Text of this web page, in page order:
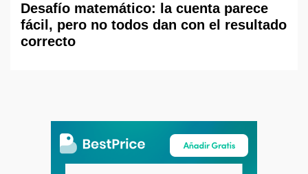
Desafío matemático: la cuenta parece
fácil, pero no todos dan con el resultado
correcto